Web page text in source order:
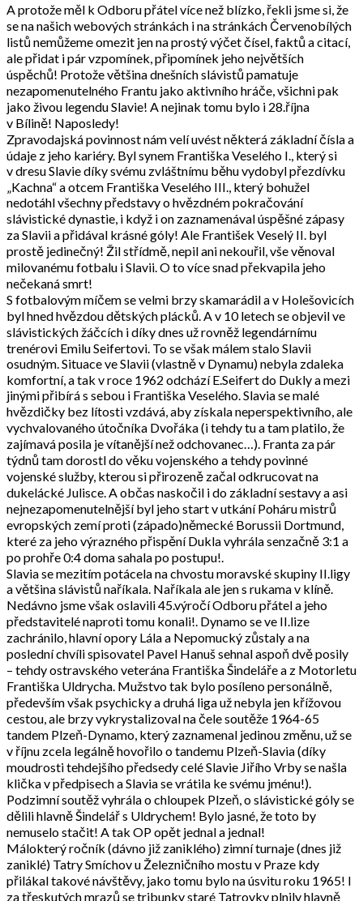
A protože měl k Odboru přátel více než blízko, řekli jsme si, že
se na našich webových stránkách i na stránkách Červenobílých
listů nemůžeme omezit jen na prostý výčet čísel, faktů a citací,
ale přidat i pár vzpomínek, připomínek jeho největších
úspěchů! Protože většina dnešních slávistů pamatuje
nezapomenutelného Frantu jako aktivního hráče, všichni pak
jako živou legendu Slavie! A nejinak tomu bylo i 28.října
v Bílině! Naposledy!
Zpravodajská povinnost nám velí uvést některá základní čísla a
údaje z jeho kariéry. Byl synem Františka Veselého I., který si
v dresu Slavie díky svému zvláštnímu běhu vydobyl přezdívku
„Kachna“ a otcem Františka Veselého III., který bohužel
nedotáhl všechny představy o hvězdném pokračování
slávistické dynastie, i když i on zaznamenával úspěšné zápasy
za Slavii a přidával krásné góly! Ale František Veselý II. byl
prostě jedinečný! Žil střídmě, nepil ani nekouřil, vše věnoval
milovanému fotbalu i Slavii. O to více snad překvapila jeho
nečekaná smrt!
S fotbalovým míčem se velmi brzy skamarádil a v Holešovicích
byl hned hvězdou dětských plácků. A v 10 letech se objevil ve
slávistických žáčcích i díky dnes už rovněž legendárnímu
trenérovi Emilu Seifertovi. To se však málem stalo Slavii
osudným. Situace ve Slavii (vlastně v Dynamu) nebyla zdaleka
komfortní, a tak v roce 1962 odchází E.Seifert do Dukly a mezi
jinými přibírá s sebou i Františka Veselého. Slavia se malé
hvězdičky bez lítosti vzdává, aby získala neperspektivního, ale
vychvalovaného útočníka Dvořáka (i tehdy tu a tam platilo, že
zajímavá posila je vítanější než odchovanec…). Franta za pár
týdnů tam dorostl do věku vojenského a tehdy povinné
vojenské služby, kterou si přirozeně začal odkrucovat na
dukelácké Julisce. A občas naskočil i do základní sestavy a asi
nejnezapomenutelnější byl jeho start v utkání Poháru mistrů
evropských zemí proti (západo)německé Borussii Dortmund,
které za jeho výrazného přispění Dukla vyhrála senzačně 3:1 a
po prohře 0:4 doma sahala po postupu!.
Slavia se mezitím potácela na chvostu moravské skupiny II.ligy
a většina slávistů naříkala. Naříkala ale jen s rukama v klíně.
Nedávno jsme však oslavili 45.výročí Odboru přátel a jeho
představitelé naproti tomu konali!. Dynamo se ve II.lize
zachránilo, hlavní opory Lála a Nepomucký zůstaly a na
poslední chvíli spisovatel Pavel Hanuš sehnal aspoň dvě posily
– tehdy ostravského veterána Františka Šindeláře a z Motorletu
Františka Uldrycha. Mužstvo tak bylo posíleno personálně,
především však psychicky a druhá liga už nebyla jen křížovou
cestou, ale brzy vykrystalizoval na čele soutěže 1964-65
tandem Plzeň-Dynamo, který zaznamenal jedinou změnu, už se
v říjnu zcela legálně hovořilo o tandemu Plzeň-Slavia (díky
moudrosti tehdejšího předsedy celé Slavie Jiřího Vrby se našla
klička v předpisech a Slavia se vrátila ke svému jménu!).
Podzimní soutěž vyhrála o chloupek Plzeň, o slávistické góly se
dělili hlavně Šindelář s Uldrychem! Bylo jasné, že toto by
nemuselo stačit! A tak OP opět jednal a jednal!
Málokterý ročník (dávno již zaniklého) zimní turnaje (dnes již
zaniklé) Tatry Smíchov u Železničního mostu v Praze kdy
přilákal takové návštěvy, jako tomu bylo na úsvitu roku 1965! I
za třeskutých mrazů se tribunky staré Tatrovky plnily hlavně